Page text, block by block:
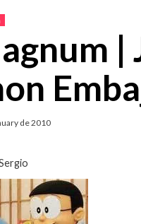
|
de 2010